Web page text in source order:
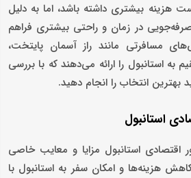
هزینه بیشتری داشته باشد، اما به‌ دلیل
در زمان و راحتی بیشتری فراهم
مسافرتی مانند راز آسمان پایتخت،
به استانبول را ارائه می‌دهند که با بررسی
بهترین انتخاب را انجام دهید.
استانبول
اقتصادی استانبول مزایا و معایب خاصی
هزینه‌ها و امکان سفر به استانبول با